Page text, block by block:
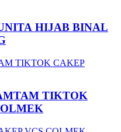
HIJAB BINAL
TIKTOK